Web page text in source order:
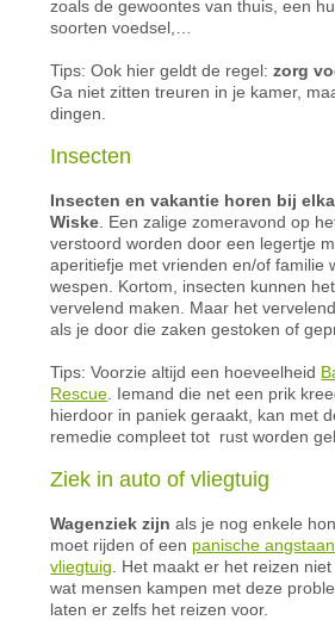
zoals de gewoontes van thuis, een
soorten voedsel,…
Tips: Ook hier geldt de regel:zorg
Ga niet zitten treuren in je kamer,
dingen.
Insecten
Insecten en vakantie horen bij
Wiske . Een zalige zomeravond op
verstoord worden door een legertje
aperitiefje met vrienden en/of familie
wespen. Kortom, insecten kunnen
vervelend maken. Maar het
als je door die zaken gestoken of
Tips: Voorzie altijd een hoeveelheid
Rescue . Iemand die net een prik
hierdoor in paniek geraakt, kan met
remedie compleet tot rust worden
Ziek in auto of vliegtuig
Wagenziek zijn als je nog enkele
moet rijden of een panische
vliegtuig . Het maakt er het reizen
wat mensen kampen met deze
laten er zelfs het reizen voor.